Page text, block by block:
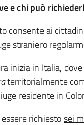
e chi può
consente ai
straniero
inizia in Italia,
territorialmente
residente in
richiestosei